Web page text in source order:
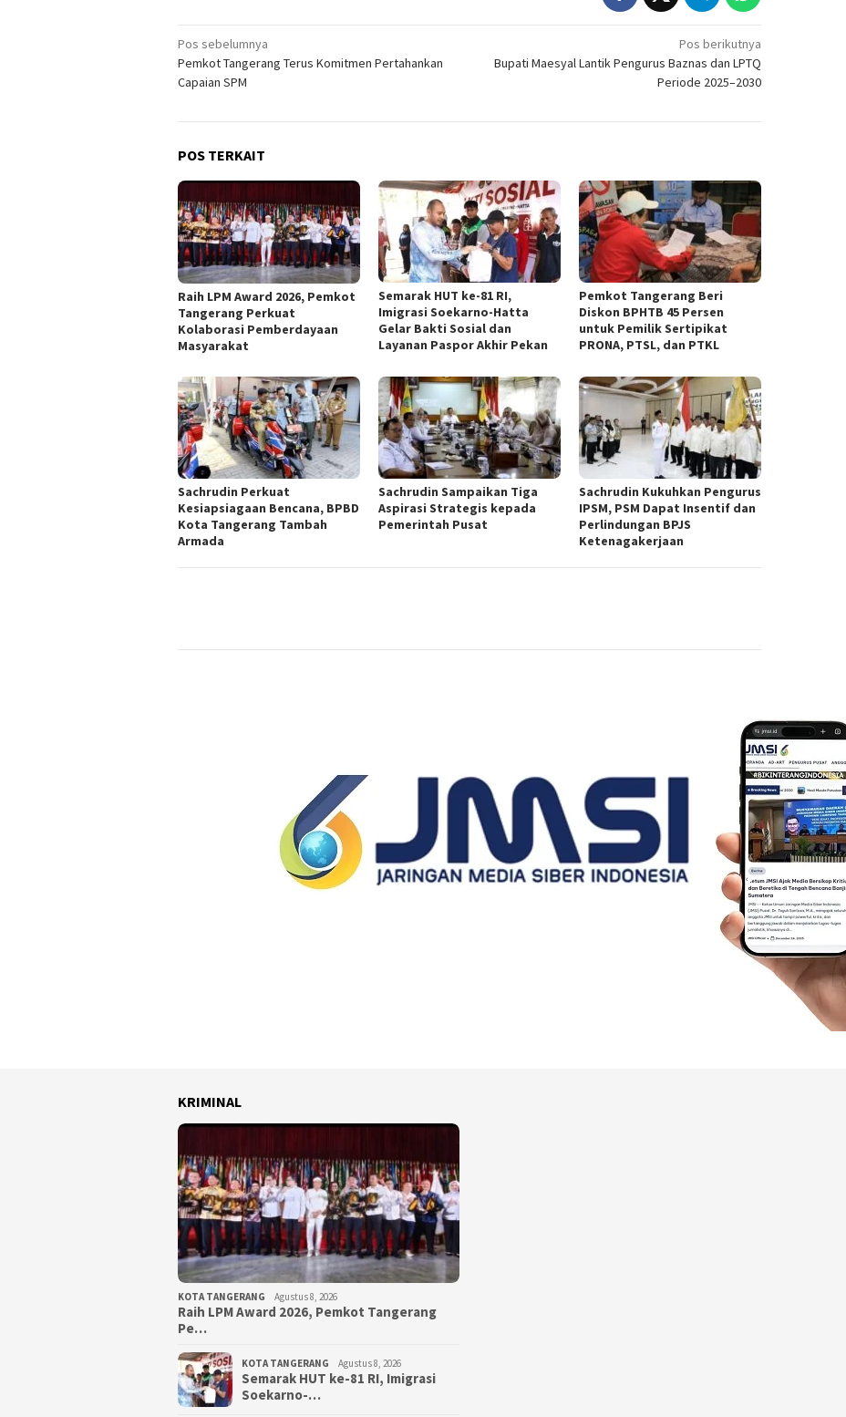
Navigasi
pos
Pos sebelumnya
Pemkot Tangerang Terus Komitmen Pertahankan
Capaian SPM
Pos berikutnya
Bupati Maesyal Lantik Pengurus Baznas dan LPTQ
Periode 2025–2030
POS TERKAIT
Raih LPM Award 2026, Pemkot
Tangerang Perkuat
Kolaborasi Pemberdayaan
Masyarakat
Semarak HUT ke-81 RI,
Imigrasi Soekarno-Hatta
Gelar Bakti Sosial dan
Layanan Paspor Akhir Pekan
Pemkot Tangerang Beri
Diskon BPHTB 45 Persen
untuk Pemilik Sertipikat
PRONA, PTSL, dan PTKL
Sachrudin Perkuat
Kesiapsiagaan Bencana, BPBD
Kota Tangerang Tambah
Armada
Sachrudin Sampaikan Tiga
Aspirasi Strategis kepada
Pemerintah Pusat
Sachrudin Kukuhkan Pengurus
IPSM, PSM Dapat Insentif dan
Perlindungan BPJS
Ketenagakerjaan
KRIMINAL
KOTA TANGERANG Agustus 8, 2026
Raih LPM Award 2026, Pemkot Tangerang
Pe…
KOTA TANGERANG Agustus 8, 2026
Semarak HUT ke-81 RI, Imigrasi
Soekarno-…